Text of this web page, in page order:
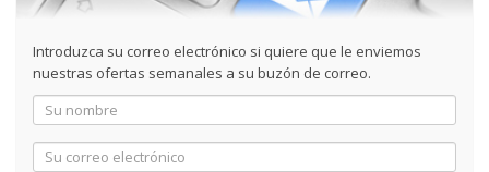
Introduzca su correo electrónico si quiere que le enviemos
nuestras ofertas semanales a su buzón de correo.